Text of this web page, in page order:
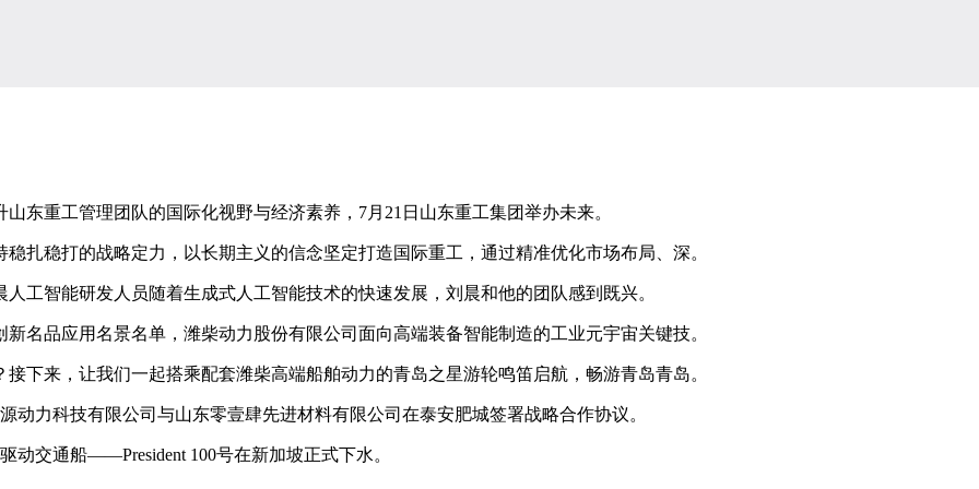
重工管理团队的国际化视野与经济素养，7月21日山东重工集团举办未来。
稳打的战略定力，以长期主义的信念坚定打造国际重工，通过精准优化市场布局、深。
智能研发人员随着生成式人工智能技术的快速发展，刘晨和他的团队感到既兴。
品应用名景名单，潍柴动力股份有限公司面向高端装备智能制造的工业元宇宙关键技。
来，让我们一起搭乘配套潍柴高端船舶动力的青岛之星游轮鸣笛启航，畅游青岛青岛。
科技有限公司与山东零壹肆先进材料有限公司在泰安肥城签署战略合作协议。
交通船——President 100号在新加坡正式下水。